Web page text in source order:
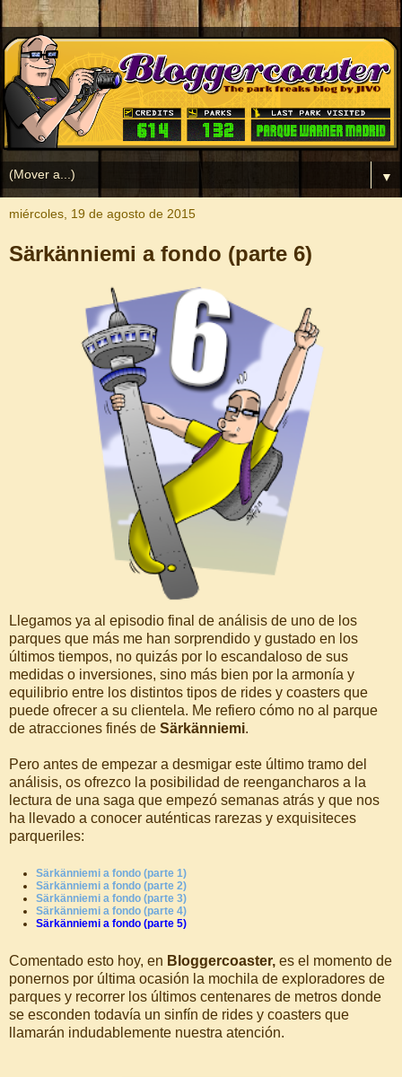
▼
miércoles, 19 de agosto de 2015
Särkänniemi a fondo (parte 6)
Llegamos ya al episodio final de análisis de uno de los
parques que más me han sorprendido y gustado en los
últimos tiempos, no quizás por lo escandaloso de sus
medidas o inversiones, sino más bien por la armonía y
equilibrio entre los distintos tipos de rides y coasters que
puede ofrecer a su clientela. Me refiero cómo no al parque
de atracciones finés de Särkänniemi.
Pero antes de empezar a desmigar este último tramo del
análisis, os ofrezco la posibilidad de reengancharos a la
lectura de una saga que empezó semanas atrás y que nos
ha llevado a conocer auténticas rarezas y exquisiteces
parqueriles:
Särkänniemi a fondo (parte 1)
Särkänniemi a fondo (parte 2)
Särkänniemi a fondo (parte 3)
Särkänniemi a fondo (parte 4)
Särkänniemi a fondo (parte 5)
Comentado esto hoy, en Bloggercoaster, es el momento de
ponernos por última ocasión la mochila de exploradores de
parques y recorrer los últimos centenares de metros donde
se esconden todavía un sinfín de rides y coasters que
llamarán indudablemente nuestra atención.